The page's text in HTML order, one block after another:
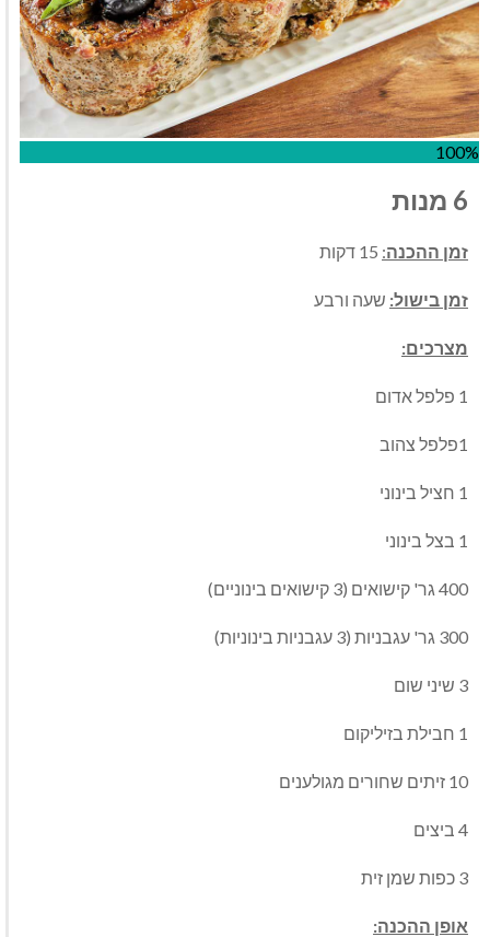
100%
6 מנות
זמן ההכנה:
זמן בישול: שעה ורבע
מצרכים:
1 פלפל אדום
1פלפל צהוב
1 חציל בינוני
1 בצל בינוני
400 גר' קישואים (3 קישואים בינוניים)
300 גר' עגבניות (3 עגבניות בינוניות)
3 שיני שום
1 חבילת בזיליקום
10 זיתים שחורים מגולענים
4 ביצים
3 כפות שמן זית
אופן ההכנה: